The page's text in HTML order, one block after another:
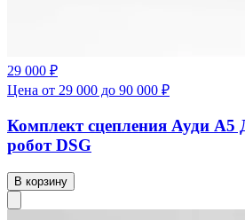
29 000 ₽
Цена от 29 000 до 90 000 ₽
Комплект сцепления Ауди
робот DSG
В корзину